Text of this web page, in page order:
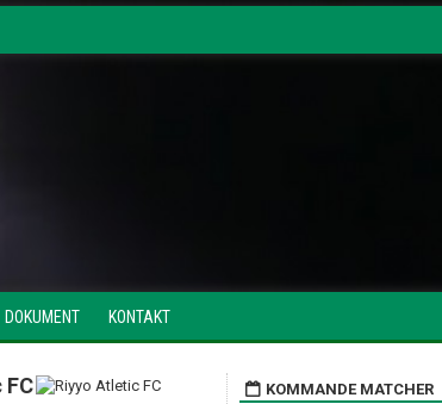
DOKUMENT KONTAKT
KOMMANDE MATCHER